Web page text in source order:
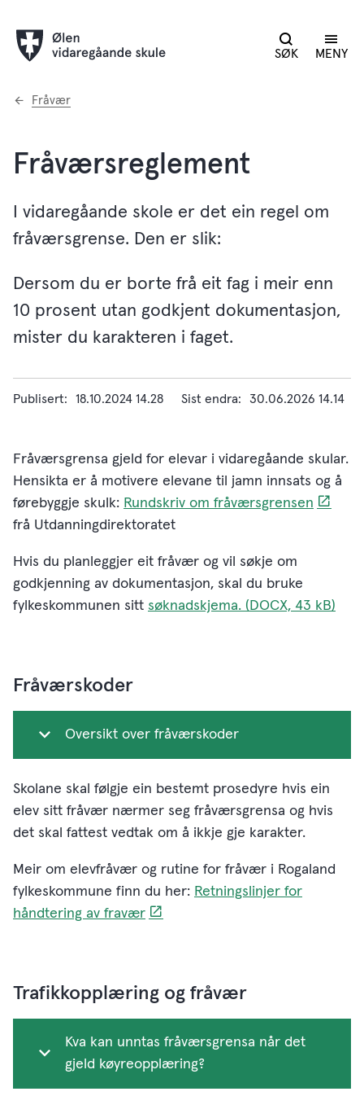
SØK MENY
Du
Fråvær
Fråværsreglement
I vidaregåande skole er det ein regel om
fråværsgrense. Den er slik:
Dersom du er borte frå eit fag i meir enn
10 prosent utan godkjent dokumentasjon,
mister du karakteren i faget.
Publisert 18.10.2024 14.28 Sist endra 30.06.2026 14.14
Fråværsgrensa gjeld for elevar i vidaregåande skular.
Hensikta er å motivere elevane til jamn innsats og å
førebyggje skulk: Rundskriv om fråværsgrensen
frå Utdanningdirektoratet
Hvis du planleggjer eit fråvær og vil søkje om
godkjenning av dokumentasjon, skal du bruke
fylkeskommunen sitt søknadskjema. (DOCX, 43 kB)
Fråværskoder
Oversikt over fråværskoder
Skolane skal følgje ein bestemt prosedyre hvis ein
elev sitt fråvær nærmer seg fråværsgrensa og hvis
det skal fattest vedtak om å ikkje gje karakter.
Meir om elevfråvær og rutine for fråvær i Rogaland
fylkeskommune finn du her: Retningslinjer for
håndtering av fravær
Trafikkopplæring og fråvær
Kva kan unntas fråværsgrensa når det
gjeld køyreopplæring?